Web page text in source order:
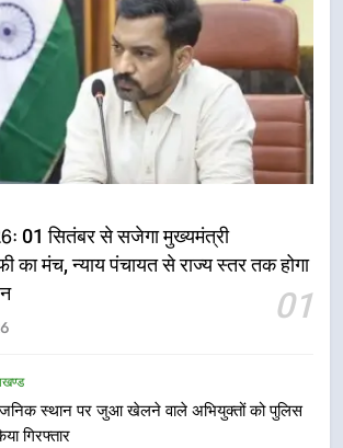
01 सितंबर से सजेगा मुख्यमंत्री
का मंच, न्याय पंचायत से राज्य स्तर तक होगा
01
स्थान पर जुआ खेलने वाले अभियुक्तों को पुलिस
गिरफ्तार
धामी ने उत्कृष्ट बुनकरों और हस्तशिल्प
कारीगरों को किया सम्मानित
उत्तराखण्ड